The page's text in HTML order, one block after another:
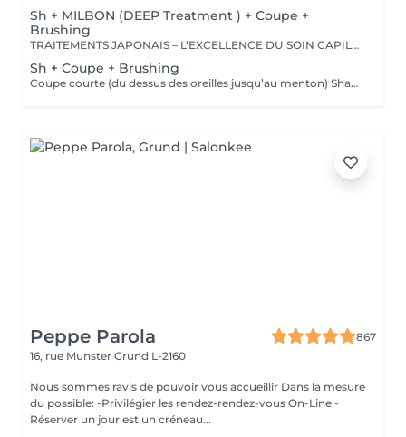
Sh + MILBON (DEEP Treatment ) + Coupe +
Brushing
TRAITEMENTS JAPONAIS – L’EXCELLENCE DU SOIN CAPILLAIRE Découvrez un univers de soins capillaires japonais haut de gamme, reconnus pour leur technologie avancée et leurs résultats exceptionnels. Des traitements sur-mesure conçus pour répondre aux besoins spécifiques de chaque chevelure : hydratation, réparation, discipline, cuir chevelu ou nutrition . Chaque traitement agit au cœur de la fibre capillaire pour révéler des cheveux visiblement plus sains, brillants et soyeux. -Nos différentes lignes de traitements : SMOOTH (Collagène) Pour les cheveux emmêlés, ternes ou difficiles à coiffer. • Démêle instantanément • Lisse la fibre capillaire • Apporte douceur et brillance • Toucher léger et soyeux REPAIR (CMADK / Kératine) Pour les cheveux sensibilisés, cassants ou très abîmés. • Répare intensément • Renforce la structure interne du cheveu • Reconstruit la fibre en profondeur • Redonne force et élasticité ANTI-FRIZZ (Céramides / 18-MEA) Pour les cheveux indisciplinés, sensibilisés à l’humidité. • Contrôle les frisottis • Réduit le volume excessif • Protège de l’humidité • Facilite le coiffage • Apporte souplesse et brillance SCALP (Hyaluron / Agents Purifiants) Pour rééquilibrer et purifier le cuir chevelu. Idéal en cas de démangeaisons, pellicules, sécheresse ou excès de sébum. • Apaise le cuir chevelu • Purifie en douceur • Rééquilibre la barrière protectrice naturelle • Favorise un environnement sain pour la pousse Veuillez noter : les tarifs peuvent varier selon la longueur des cheveux, la quantité de produit nécessaire et la complexité de la prestation. Supplément possible à partir de +15€. Pour toute demande spécifique, merci de nous contacter.
Sh + Coupe + Brushing
Coupe courte (du dessus des oreilles jusqu’au menton) Shampooing • Soin • Coupe • Brushing • Styling (Le soin est inclus dans le protocole de cette prestation. Le tarif n’est pas modifiable si la cliente choisit de ne pas le réaliser.) Tarif adapté selon les caractéristiques de la prestation.
Peppe Parola
867
16, rue Munster Grund L-2160
Nous sommes ravis de pouvoir vous accueillir Dans la mesure
du possible: -Privilégier les rendez-rendez-vous On-Line -
Réserver un jour est un créneau...